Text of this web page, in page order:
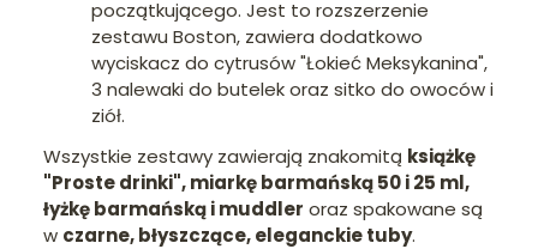
początkującego. Jest to rozszerzenie
zestawu Boston, zawiera dodatkowo
wyciskacz do cytrusów "Łokieć Meksykanina",
3 nalewaki do butelek oraz sitko do owoców i
ziół.
Wszystkie zestawy zawierają znakomitą książkę
"Proste drinki", miarkę barmańską 50 i 25 ml,
łyżkę barmańskąi muddler oraz spakowane są
w czarne, błyszczące, eleganckie tuby.